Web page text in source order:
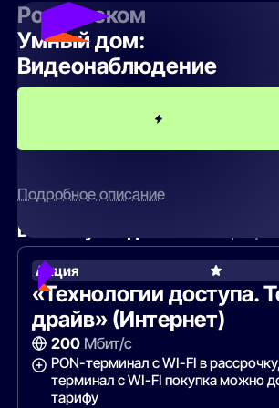
Ростелеком
Умный дом:
Видеонаблюдение
Подробное описание
Вам могут подойти
Акция
«Технологии доступа.
драйв» (Интернет)
200Мбит/с
PON-терминал с WI-FI в
терминал с WI-FI покупка можно
тарифу